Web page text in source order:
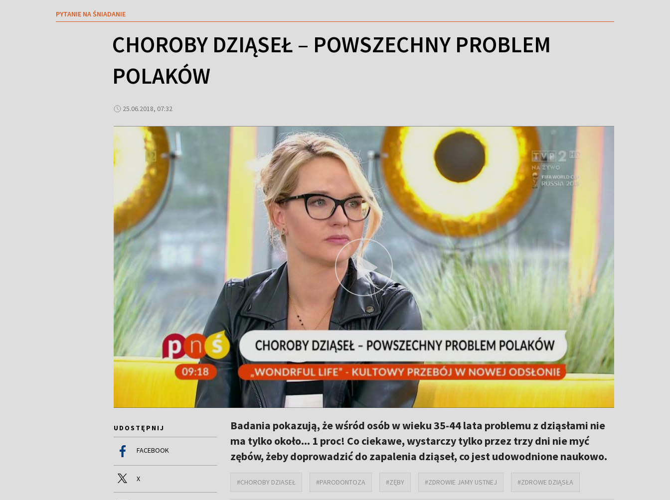
PYTANIE NA ŚNIADANIE
CHOROBY DZIĄSEŁ – POWSZECHNY PROBLEM
POLAKÓW
25.06.2018, 07:32
UDOSTĘPNIJ
FACEBOOK
X
Badania pokazują, że wśród osób w wieku 35-44 lata problemu z dziąsłami nie
ma tylko około... 1 proc! Co ciekawe, wystarczy tylko przez trzy dni nie myć
zębów, żeby doprowadzić do zapalenia dziąseł, co jest udowodnione naukowo.
#CHOROBY DZIASEŁ #PARODONTOZA #ZĘBY #ZDROWIE JAMY USTNEJ #ZDROWE DZIĄSŁA